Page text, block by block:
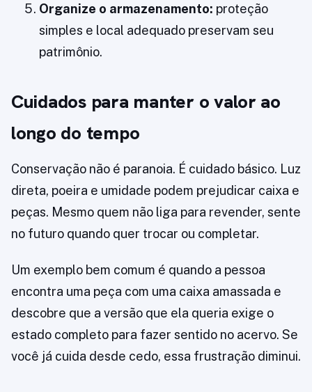
Organize o armazenamento: proteção
simples e local adequado preservam seu
patrimônio.
Cuidados para manter o valor ao
longo do tempo
Conservação não é paranoia. É cuidado básico. Luz
direta, poeira e umidade podem prejudicar caixa e
peças. Mesmo quem não liga para revender, sente
no futuro quando quer trocar ou completar.
Um exemplo bem comum é quando a pessoa
encontra uma peça com uma caixa amassada e
descobre que a versão que ela queria exige o
estado completo para fazer sentido no acervo. Se
você já cuida desde cedo, essa frustração diminui.